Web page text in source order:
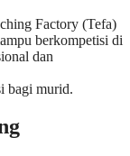
Factory (Tefa)
berkompetisi di
dan
bagi murid.